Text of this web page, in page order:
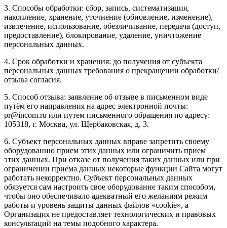
3. Способы обработки: сбор, запись, систематизация,
накопление, хранение, уточнение (обновление, изменение),
извлечение, использование, обезличивание, передача (доступ,
предоставление), блокирование, удаление, уничтожение
персональных данных.
4. Срок обработки и хранения: до получения от субъекта
персональных данных требования о прекращении обработки/
отзыва согласия.
5. Способ отзыва: заявление об отзыве в письменном виде
путём его направления на адрес электронной почты:
pr@incom.ru или путем письменного обращения по адресу:
105318, г. Москва, ул. Щербаковская, д. 3.
6. Субъект персональных данных вправе запретить своему
оборудованию прием этих данных или ограничить прием
этих данных. При отказе от получения таких данных или при
ограничении приема данных некоторые функции Сайта могут
работать некорректно. Субъект персональных данных
обязуется сам настроить свое оборудование таким способом,
чтобы оно обеспечивало адекватный его желаниям режим
работы и уровень защиты данных файлов «cookie», а
Организация не предоставляет технологических и правовых
консультаций на темы подобного характера.